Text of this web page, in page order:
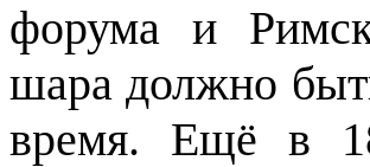
форума и
шара должно
время. Ещё в